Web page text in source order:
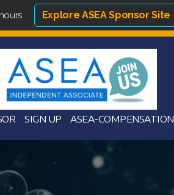
Explore ASEA Sponsor Site
SIGN UP ASEA-COMPENSATION